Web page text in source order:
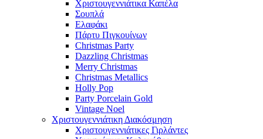
Χριστουγεννιάτικα Καπέλα
Σουπλά
Ελαφάκι
Πάρτυ Πιγκουίνων
Christmas Party
Dazzling Christmas
Merry Christmas
Christmas Metallics
Holly Pop
Party Porcelain Gold
Vintage Noel
Χριστουγεννιάτικη Διακόσμηση
Χριστουγεννιάτικες Γιρλάντες